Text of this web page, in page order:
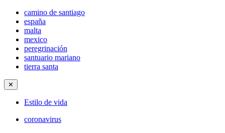
camino de santiago
españa
malta
mexico
peregrinación
santuario mariano
tierra santa
✕
Estilo de vida
coronavirus